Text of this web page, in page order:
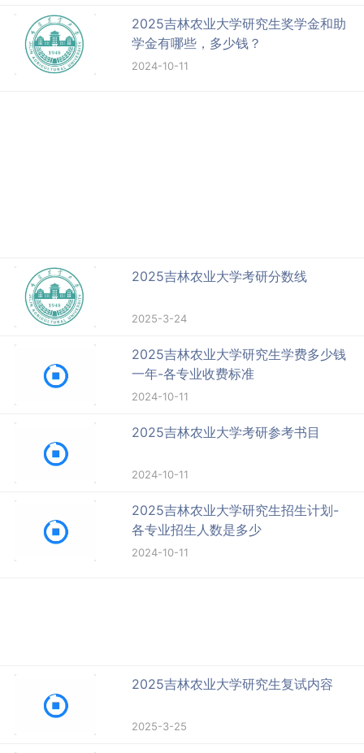
2025吉林农业大学研究生奖学金和助
学金有哪些，多少钱？
2024-10-11
2025吉林农业大学考研分数线
2025-3-24
2025吉林农业大学研究生学费多少钱
一年-各专业收费标准
2024-10-11
2025吉林农业大学考研参考书目
2024-10-11
2025吉林农业大学研究生招生计划-
各专业招生人数是多少
2024-10-11
2025吉林农业大学研究生复试内容
2025-3-25